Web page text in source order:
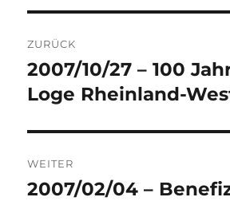
ZURÜCK
Vorheriger
Beitrag:
2007/10/27 – 100
Loge Rheinland-
WEITER
Nächster
2007/02/04 –